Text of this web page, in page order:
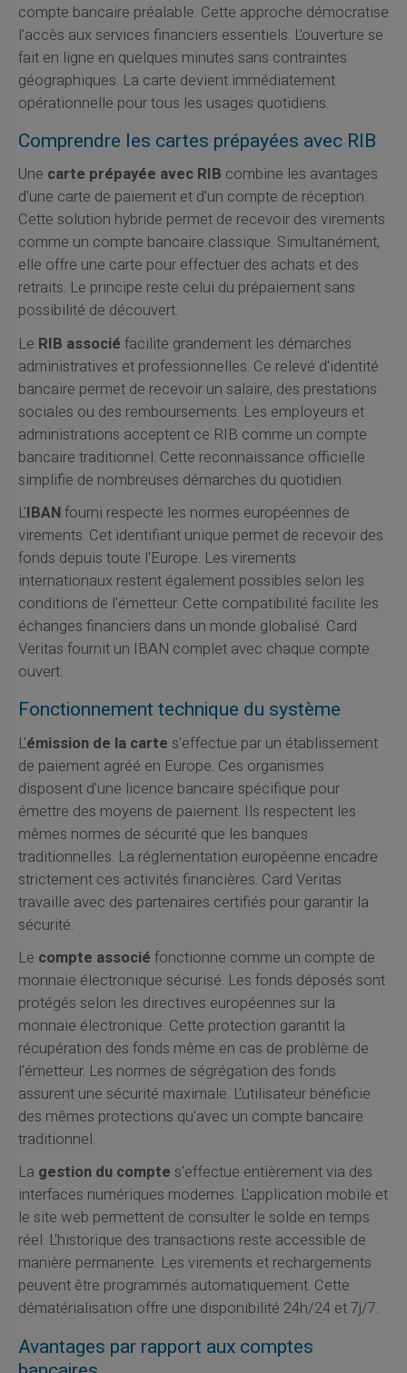
compte bancaire préalable. Cette approche démocratise
l'accès aux services financiers essentiels. L'ouverture se
fait en ligne en quelques minutes sans contraintes
géographiques. La carte devient immédiatement
opérationnelle pour tous les usages quotidiens.
Comprendre les cartes prépayées avec RIB
Une carte prépayée avec RIB combine les avantages
d'une carte de paiement et d'un compte de réception.
Cette solution hybride permet de recevoir des virements
comme un compte bancaire classique. Simultanément,
elle offre une carte pour effectuer des achats et des
retraits. Le principe reste celui du prépaiement sans
possibilité de découvert.
Le RIB associé facilite grandement les démarches
administratives et professionnelles. Ce relevé d'identité
bancaire permet de recevoir un salaire, des prestations
sociales ou des remboursements. Les employeurs et
administrations acceptent ce RIB comme un compte
bancaire traditionnel. Cette reconnaissance officielle
simplifie de nombreuses démarches du quotidien.
L'IBANfourni respecte les normes européennes de
virements. Cet identifiant unique permet de recevoir des
fonds depuis toute l'Europe. Les virements
internationaux restent également possibles selon les
conditions de l'émetteur. Cette compatibilité facilite les
échanges financiers dans un monde globalisé. Card
Veritas fournit un IBAN complet avec chaque compte
ouvert.
Fonctionnement technique du système
L'émission de la carte s'effectue par un établissement
de paiement agréé en Europe. Ces organismes
disposent d'une licence bancaire spécifique pour
émettre des moyens de paiement. Ils respectent les
mêmes normes de sécurité que les banques
traditionnelles. La réglementation européenne encadre
strictement ces activités financières. Card Veritas
travaille avec des partenaires certifiés pour garantir la
sécurité.
Le compte associé fonctionne comme un compte de
monnaie électronique sécurisé. Les fonds déposés sont
protégés selon les directives européennes sur la
monnaie électronique. Cette protection garantit la
récupération des fonds même en cas de problème de
l'émetteur. Les normes de ségrégation des fonds
assurent une sécurité maximale. L'utilisateur bénéficie
des mêmes protections qu'avec un compte bancaire
traditionnel.
La gestion du compte s'effectue entièrement via des
interfaces numériques modernes. L'application mobile et
le site web permettent de consulter le solde en temps
réel. L'historique des transactions reste accessible de
manière permanente. Les virements et rechargements
peuvent être programmés automatiquement. Cette
dématérialisation offre une disponibilité 24h/24 et 7j/7.
Avantages par rapport aux comptes